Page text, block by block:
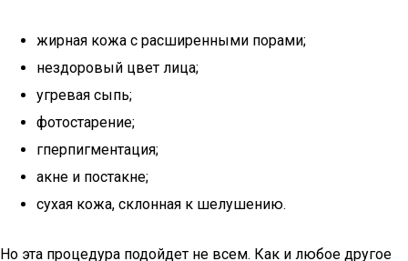
жирная кожа с расширенными порами;
нездоровый цвет лица;
угревая сыпь;
фотостарение;
гперпигментация;
акне и постакне;
сухая кожа, склонная к шелушению.
Но эта процедура подойдет не всем. Как и любое другое